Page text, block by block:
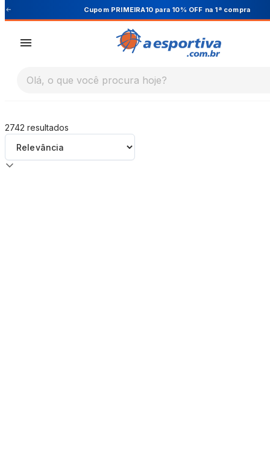
A Esportiva Cupom PRIMEIRA10 para 10% OFF na 1ª compra
Olá, o que você procura hoje?
2742 resultados